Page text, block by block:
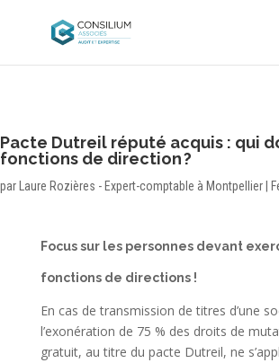
Pacte Dutreil réputé acquis : qui
fonctions de direction ?
par Laure Rozières - Expert-comptable à Montpellier
Focus sur les personnes devant
fonctions de directions !
En cas de transmission de titres d’une
l’exonération de 75 % des droits de
gratuit, au titre du pacte Dutreil, ne